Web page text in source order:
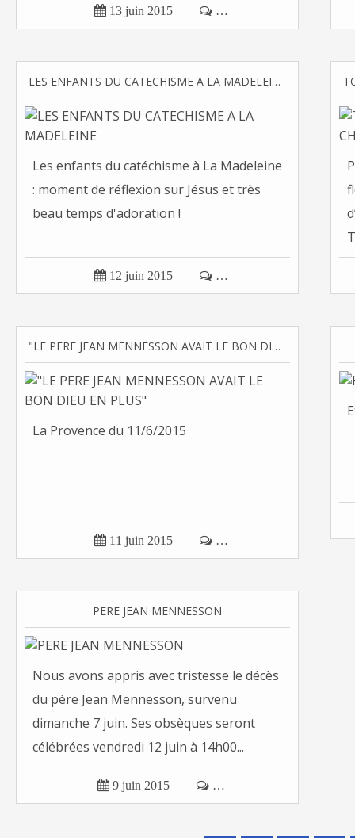
 13 juin 2015  …
LES ENFANTS DU CATECHISME A LA MADELEINE
Les enfants du catéchisme à La Madeleine
: moment de réflexion sur Jésus et très
beau temps d'adoration !
 12 juin 2015  …
"LE PERE JEAN MENNESSON AVAIT LE BON DIEU EN PLUS"
La Provence du 11/6/2015
 11 juin 2015  …
PERE JEAN MENNESSON
Nous avons appris avec tristesse le décès
du père Jean Mennesson, survenu
dimanche 7 juin. Ses obsèques seront
célébrées vendredi 12 juin à 14h00...
 9 juin 2015  …